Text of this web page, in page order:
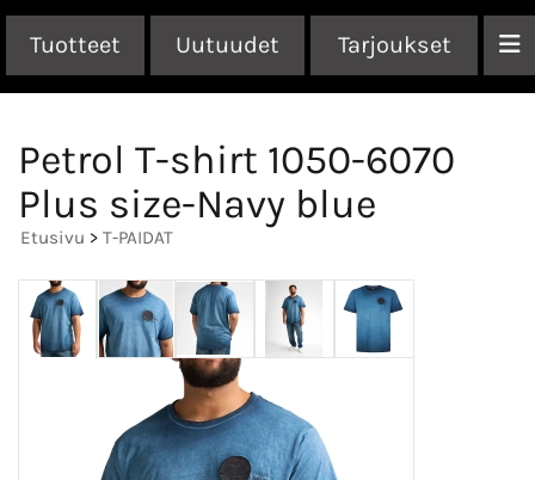
Tuotteet Uutuudet Tarjoukset
Petrol T-shirt 1050-6070
Plus size-Navy blue
Etusivu > T-PAIDAT